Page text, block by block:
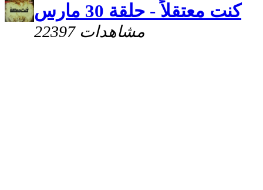
كنت معتقلاً - حلقة 30 مارس
22397 مشاهدات